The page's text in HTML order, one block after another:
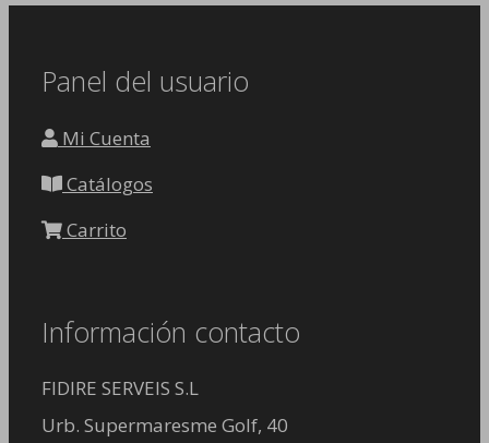
Panel del usuario
Mi Cuenta
Catálogos
Carrito
Información contacto
FIDIRE SERVEIS S.L
Urb. Supermaresme Golf, 40